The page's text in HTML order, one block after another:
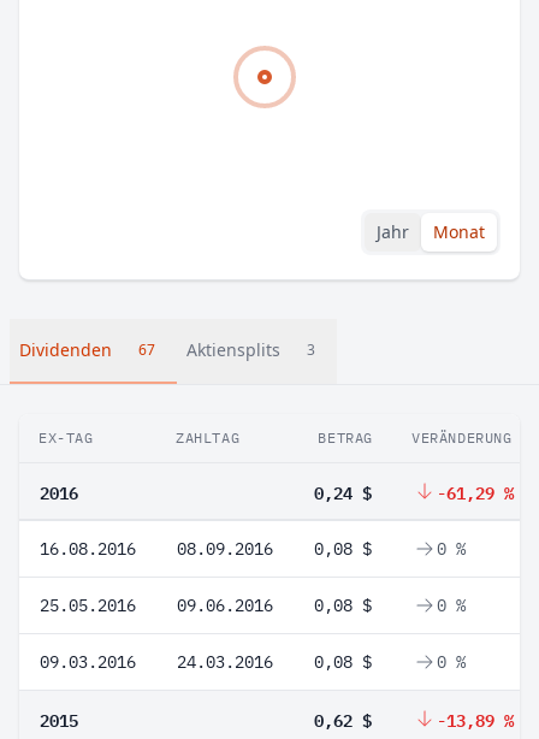
Jahr Monat
Dividenden 67 Aktiensplits 3
EX-TAG ZAHLTAG BETRAG VERÄNDERUNG
2016 0,24 $ -61,29 %
16.08.2016 08.09.2016 0,08 $ 0 %
25.05.2016 09.06.2016 0,08 $ 0 %
09.03.2016 24.03.2016 0,08 $ 0 %
2015 0,62 $ -13,89 %